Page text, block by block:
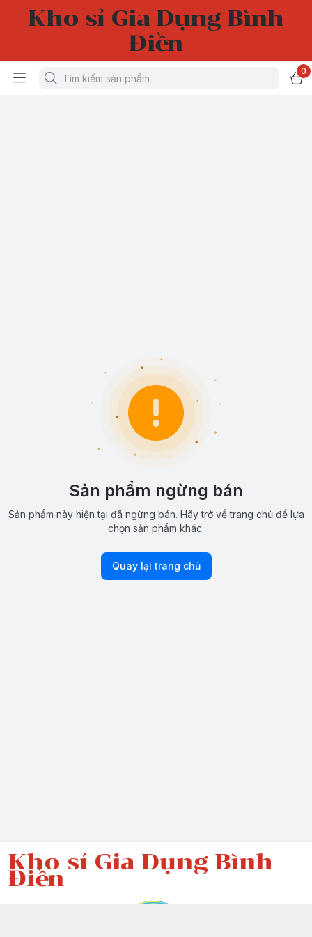
Kho sỉ Gia Dụng Bình
Điền
0
Sản phẩm ngừng bán
Sản phẩm này hiện tại đã ngừng bán. Hãy trở về trang chủ để lựa
chọn sản phẩm khác.
Quay lại trang chủ
Kho sỉ Gia Dụng Bình
Điền